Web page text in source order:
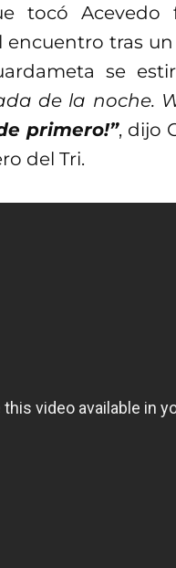
tocó Acevedo
tras
se
de la noche.
primero!”, dijo
del Tri.